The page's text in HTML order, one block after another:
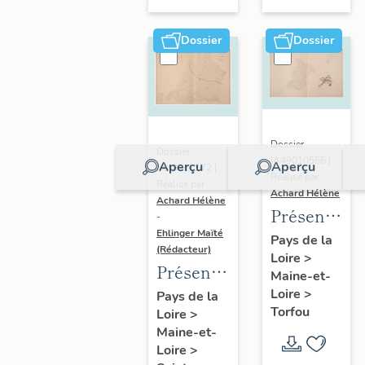
sur-
Moine
Dossier
Aperçu
IA49010572 |
Achard Hélène
-
Ehlinger Maïté
(Rédacteur)
Présentation
du
patrimoine
industriel
Pays de la
Loire >
Maine-et-
Loire >
Dossier
Aperçu
Dossier
IA49010556 |
Réalisé par
Achard Hélène
du
patrimoine
industriel
de la
commune
de
Pays de la
Loire >
Maine-et-
Loire >
Torfou